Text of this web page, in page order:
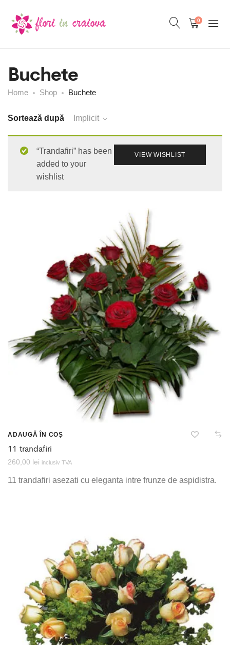
0
Buchete
Home Shop Buchete
Sortează după Implicit
VIEW WISHLIST
“Trandafiri” has been
added to your
wishlist
ADAUGĂ ÎN COȘ
11 trandafiri
260,00 lei inclusiv TVA
11 trandafiri asezati cu eleganta intre frunze de aspidistra.